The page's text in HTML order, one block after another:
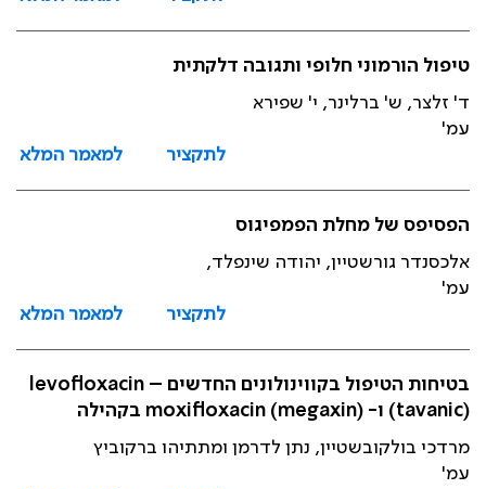
טיפול הורמוני חלופי ותגובה דלקתית
ד' זלצר, ש' ברלינר, י' שפירא
עמ'
לתקציר
למאמר המלא
הפסיפס של מחלת הפמפיגוס
אלכסנדר גורשטיין, יהודה שינפלד,
עמ'
לתקציר
למאמר המלא
בטיחות הטיפול בקווינולונים החדשים – levofloxacin
(tavanic) ו- moxifloxacin (megaxin) בקהילה
מרדכי בולקובשטיין, נתן לדרמן ומתתיהו ברקוביץ
עמ'